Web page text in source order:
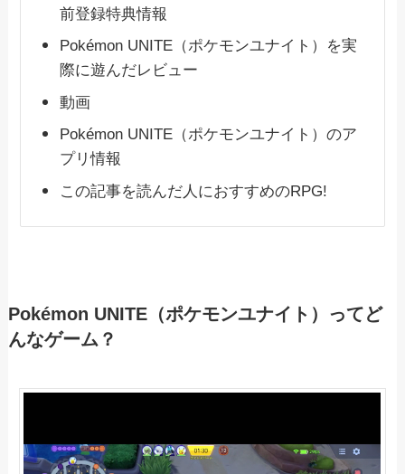
前登録特典情報
Pokémon UNITE（ポケモンユナイト）を実
際に遊んだレビュー
動画
Pokémon UNITE（ポケモンユナイト）のア
プリ情報
この記事を読んだ人におすすめのRPG!
Pokémon UNITE（ポケモンユナイト）ってど
んなゲーム？